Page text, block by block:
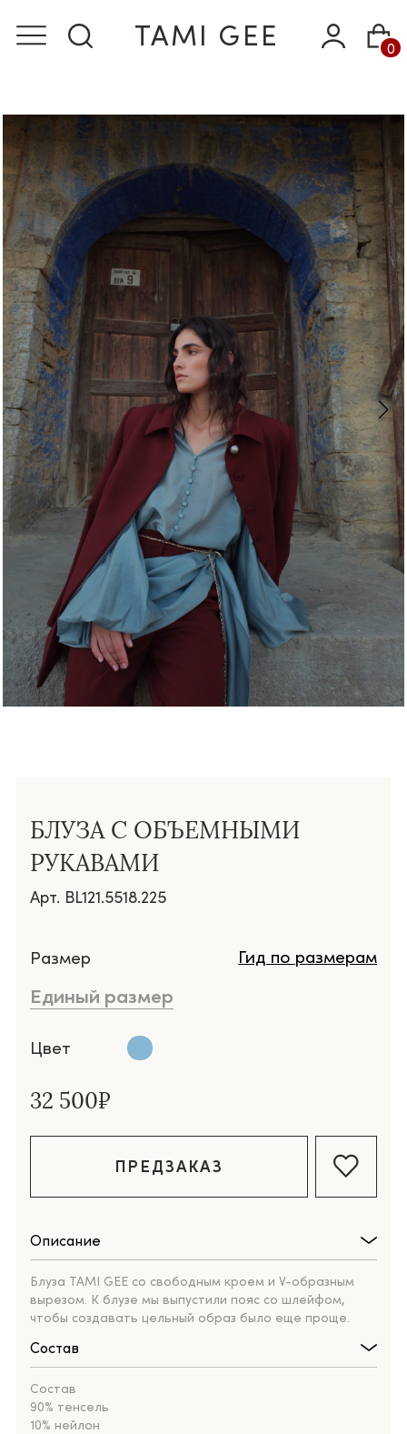
TAMI GEE 0
БЛУЗА С ОБЪЕМНЫМИ
РУКАВАМИ
Арт. BL121.5518.225
Размер
Единый размер
Гид по размерам
Цвет
32 500₽
ПРЕДЗАКАЗ
Описание
Блуза TAMI GEE со свободным кроем и V-образным
вырезом. К блузе мы выпустили пояс со шлейфом,
чтобы создавать цельный образ было еще проще.
Состав
Состав
90% тенсель
10% нейлон